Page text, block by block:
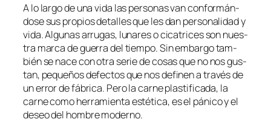
A lo lar­go de una vi­da las per­so­nas van con­for­mán­
do­se sus pro­pios de­ta­lles que les dan per­so­na­li­dad y
vi­da. Algunas arru­gas, lu­na­res o ci­ca­tri­ces son nues­
tra mar­ca de gue­rra del tiem­po. Sin em­bar­go tam­
bién se na­ce con otra se­rie de co­sas que no nos gus­
tan, pe­que­ños de­fec­tos que nos de­fi­nen a tra­vés de
un error de fá­bri­ca. Pero la car­ne plas­ti­fi­ca­da, la
car­ne co­mo he­rra­mien­ta es­té­ti­ca, es el pá­ni­co y el
de­seo del hom­bre moderno.